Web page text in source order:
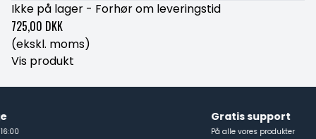
Ikke på lager - Forhør om leveringstid
725,00 DKK
(ekskl. moms)
Vis produkt